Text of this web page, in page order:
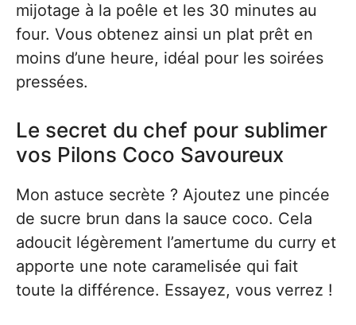
mijotage à la poêle et les 30 minutes au
four. Vous obtenez ainsi un plat prêt en
moins d’une heure, idéal pour les soirées
pressées.
Le secret du chef pour sublimer
vos Pilons Coco Savoureux
Mon astuce secrète ? Ajoutez une pincée
de sucre brun dans la sauce coco. Cela
adoucit légèrement l’amertume du curry et
apporte une note caramelisée qui fait
toute la différence. Essayez, vous verrez !